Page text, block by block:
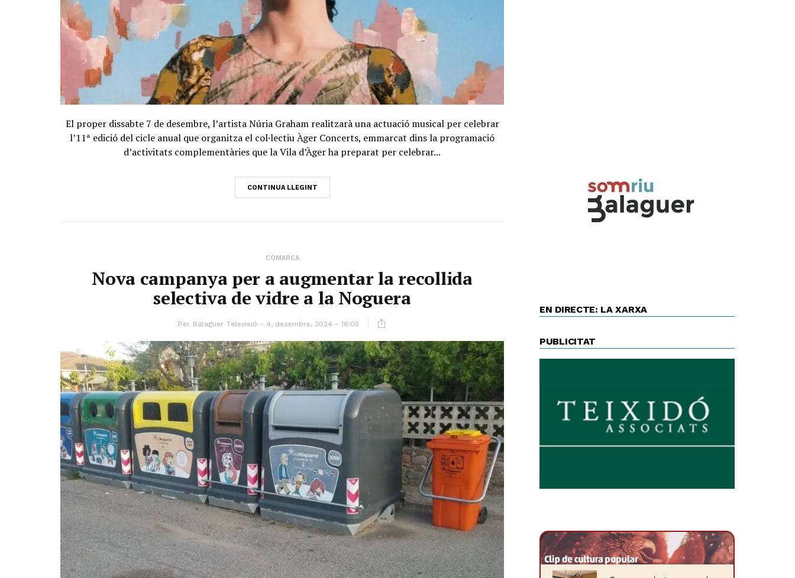
El proper dissabte 7 de desembre, l’artista Núria Graham realitzarà una actuació musical per celebrar
l’11ª edició del cicle anual que organitza el col·lectiu Àger Concerts, emmarcat dins la programació
d’activitats complementàries que la Vila d’Àger ha preparat per celebrar...
CONTINUA LLEGINT
COMARCA
Nova campanya per a augmentar la recollida
selectiva de vidre a la Noguera
Per Balaguer Televisió 4, desembre, 2024 - 16:05
EN DIRECTE: LA XARXA
PUBLICITAT